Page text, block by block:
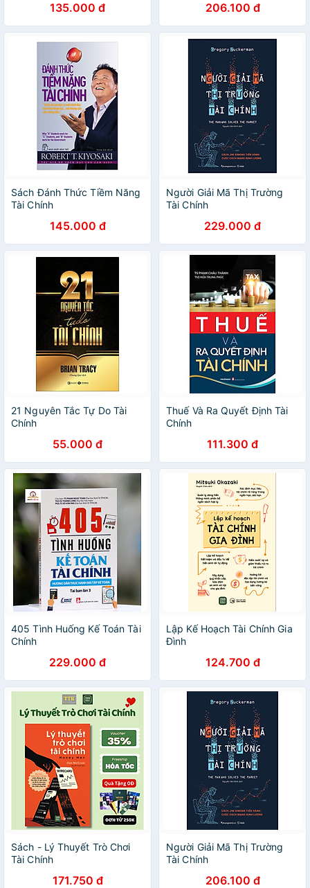
135.000 đ 206.100 đ
Sách Đánh Thức Tiềm Năng
Tài Chính
145.000 đ
Người Giải Mã Thị Trường
Tài Chính
229.000 đ
21 Nguyên Tắc Tự Do Tài
Chính
55.000 đ
Thuế Và Ra Quyết Định Tài
Chính
111.300 đ
405 Tình Huống Kế Toán Tài
Chính
229.000 đ
Lập Kế Hoạch Tài Chính Gia
Đình
124.700 đ
Sách - Lý Thuyết Trò Chơi
Tài Chính
171.750 đ
Người Giải Mã Thị Trường
Tài Chính
206.100 đ